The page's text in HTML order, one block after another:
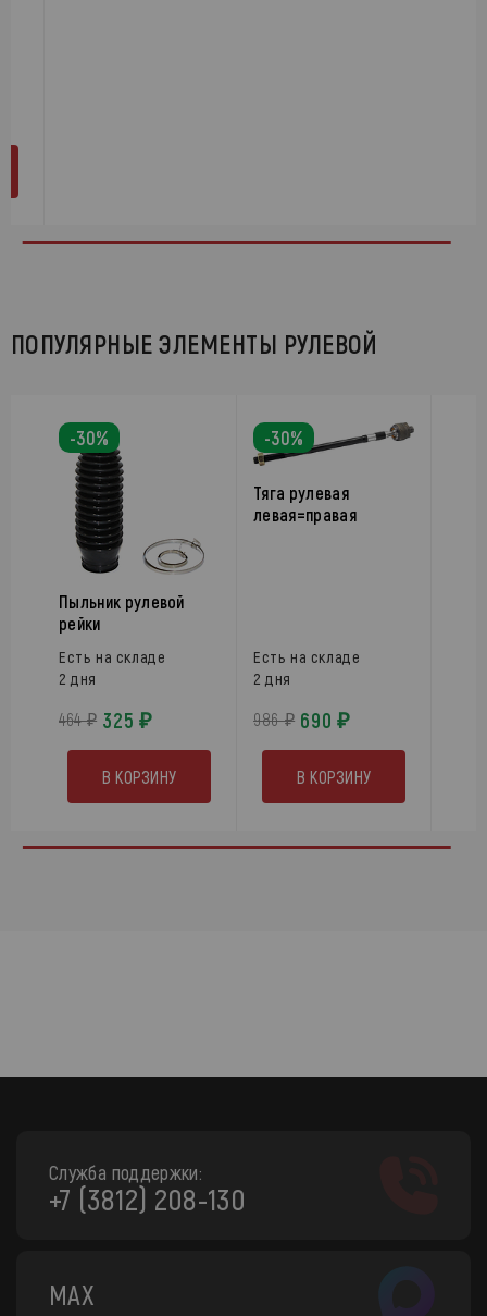
ПОПУЛЯРНЫЕ ЭЛЕМЕНТЫ РУЛЕВОЙ
-30%
Пыльник рулевой
рейки
Есть на складе
2 дня
464 ₽ 325 ₽
В КОРЗИНУ
-30%
Тяга рулевая
левая=правая
Есть на складе
2 дня
986 ₽ 690 ₽
В КОРЗИНУ
Служба поддержки:
+7 (3812) 208-130
MAX